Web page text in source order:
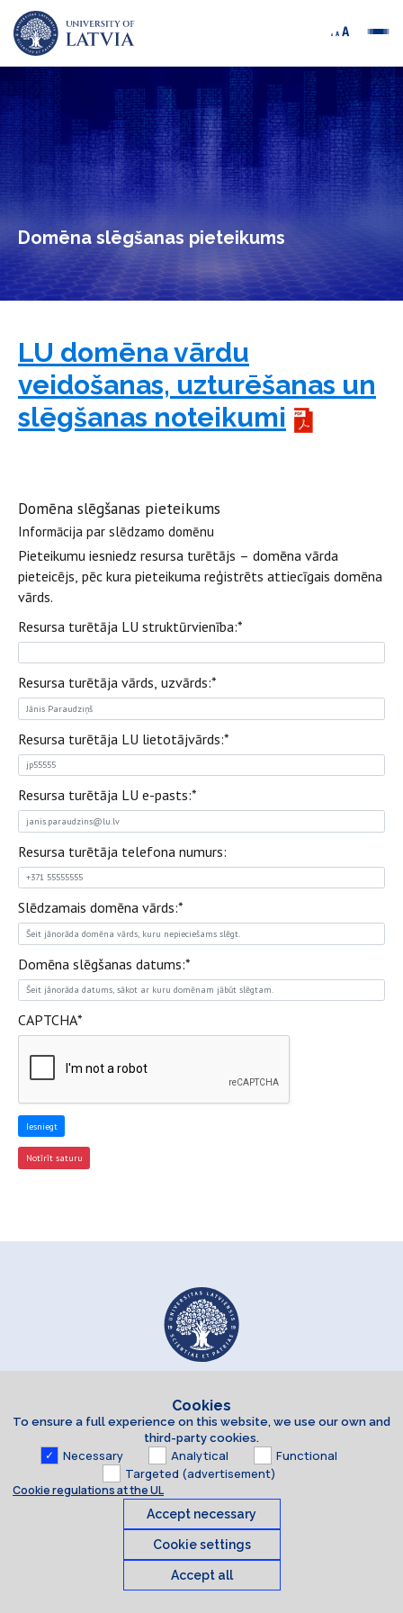
Domēna slēgšanas pieteikums
LU domēna vārdu
veidošanas, uzturēšanas un
slēgšanas noteikumi
Domēna slēgšanas pieteikums
Informācija par slēdzamo domēnu
Pieteikumu iesniedz resursa turētājs – domēna vārda
pieteicējs, pēc kura pieteikuma reģistrēts attiecīgais domēna
vārds.
Resursa turētāja LU struktūrvienība:*
Resursa turētāja vārds, uzvārds:*
Resursa turētāja LU lietotājvārds:*
Resursa turētāja LU e-pasts:*
Resursa turētāja telefona numurs:
Slēdzamais domēna vārds:*
Domēna slēgšanas datums:*
CAPTCHA*
© 2026 University of Latvia. All rights reserved.
Cookies
To ensure a full experience on this website, we use our own and
third-party cookies.
Necessary Analytical
Functional
Targeted (advertisement)
Cookie regulations at the UL
Accept necessary
Cookie settings
Accept all